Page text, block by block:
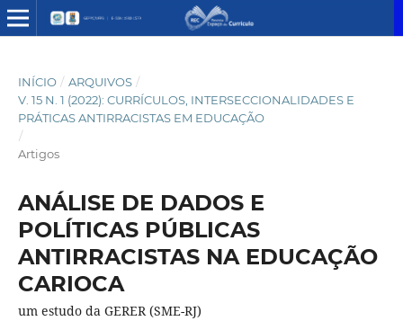
INÍCIO / ARQUIVOS /
V. 15 N. 1 (2022): CURRÍCULOS, INTERSECCIONALIDADES E
PRÁTICAS ANTIRRACISTAS EM EDUCAÇÃO
/
Artigos
ANÁLISE DE DADOS E
POLÍTICAS PÚBLICAS
ANTIRRACISTAS NA EDUCAÇÃO
CARIOCA
um estudo da GERER (SME-RJ)